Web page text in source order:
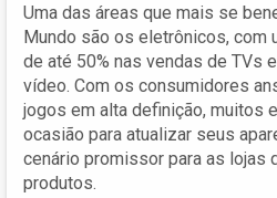
Uma das áreas que mais se
Mundo são os eletrônicos, com
de até 50% nas vendas de TVs
vídeo. Com os consumidores
jogos em alta definição, muitos
ocasião para atualizar seus
cenário promissor para as lojas
produtos.